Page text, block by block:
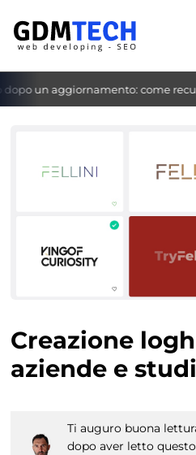
un aggiornamento: come
‹
Creazione
aziende e studi
Ti auguro buona
dopo aver letto